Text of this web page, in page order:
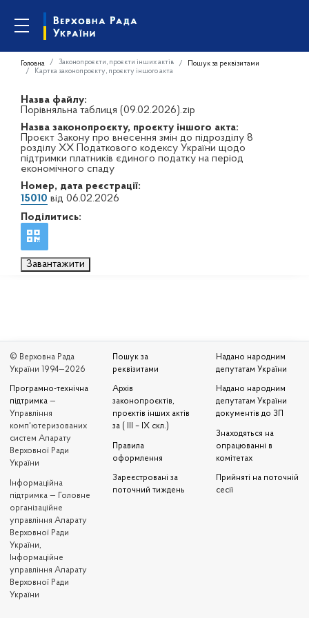
Головна Законопроєкти, проєкти інших актів
Пошук за реквізитами
Картка законопроєкту, проєкту іншого акта
Назва файлу:
Порівняльна таблиця (09.02.2026).zip
Назва законопроєкту, проєкту іншого акта:
Проєкт Закону про внесення змін до підрозділу 8
розділу ХХ Податкового кодексу України щодо
підтримки платників єдиного податку на період
економічного спаду
Номер, дата реєстрації:
15010 від 06.02.2026
Поділитись:
Завантажити
© Верховна Рада
України 1994—2026
Програмно-технічна
підтримка —
Управління
комп'ютеризованих
систем Апарату
Верховної Ради
України
Iнформаційна
підтримка — Головне
організаційне
управління Апарату
Верховної Ради
України,
Інформаційне
управління Апарату
Верховної Ради
України
Пошук за
реквізитами
Архів
законопроєктів,
проєктів інших актів
за ( III – IX скл.)
Правила
оформлення
Зареєстровані за
поточний тиждень
Надано народним
депутатам України
Надано народним
депутатам України
документів до ЗП
Знаходяться на
опрацюванні в
комітетах
Прийняті на поточній
сесії